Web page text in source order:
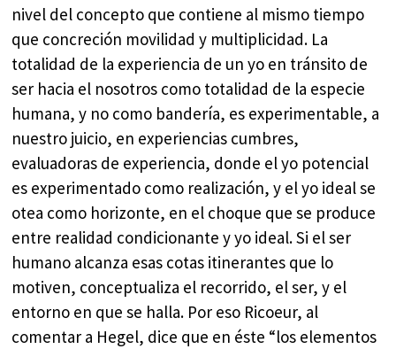
nivel del concepto que contiene al mismo tiempo
que concreción movilidad y multiplicidad. La
totalidad de la experiencia de un yo en tránsito de
ser hacia el nosotros como totalidad de la especie
humana, y no como bandería, es experimentable, a
nuestro juicio, en experiencias cumbres,
evaluadoras de experiencia, donde el yo potencial
es experimentado como realización, y el yo ideal se
otea como horizonte, en el choque que se produce
entre realidad condicionante y yo ideal. Si el ser
humano alcanza esas cotas itinerantes que lo
motiven, conceptualiza el recorrido, el ser, y el
entorno en que se halla. Por eso Ricoeur, al
comentar a Hegel, dice que en éste “los elementos